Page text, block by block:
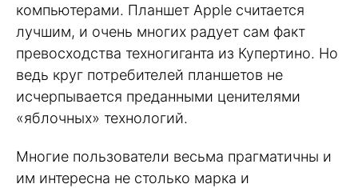
компьютерами. Планшет Apple считается
лучшим, и очень многих радует сам факт
превосходства техногиганта из Купертино. Но
ведь круг потребителей планшетов не
исчерпывается преданными ценителями
«яблочных» технологий.
Многие пользователи весьма прагматичны и
им интересна не столько марка и